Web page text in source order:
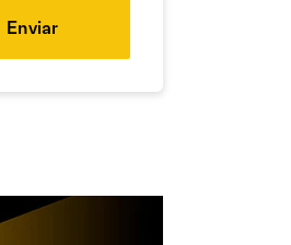
Enviar